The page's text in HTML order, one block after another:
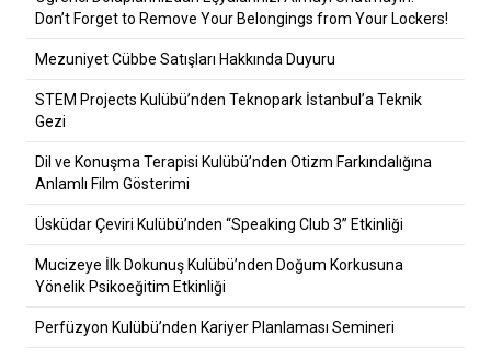
Don’t Forget to Remove Your Belongings from Your Lockers!
Mezuniyet Cübbe Satışları Hakkında Duyuru
STEM Projects Kulübü’nden Teknopark İstanbul’a Teknik
Gezi
Dil ve Konuşma Terapisi Kulübü’nden Otizm Farkındalığına
Anlamlı Film Gösterimi
Üsküdar Çeviri Kulübü’nden “Speaking Club 3” Etkinliği
Mucizeye İlk Dokunuş Kulübü’nden Doğum Korkusuna
Yönelik Psikoeğitim Etkinliği
Perfüzyon Kulübü’nden Kariyer Planlaması Semineri